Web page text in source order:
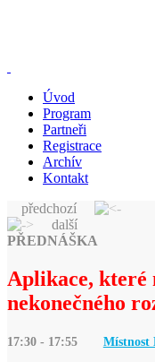
Úvod
Program
Partneři
Registrace
Archív
Kontakt
předchozí
další
PŘEDNÁŠKA
Aplikace, které
nekonečného
17:30 - 17:55 Místnost